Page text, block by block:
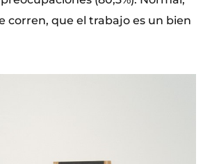
corren, que el trabajo es un bien